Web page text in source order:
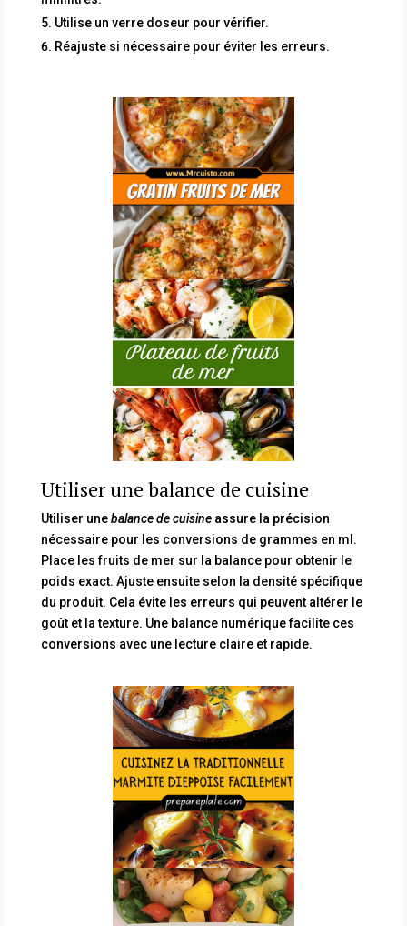
Utilise un verre doseur pour vérifier.
Réajuste si nécessaire pour éviter les erreurs.
Utiliser une balance de cuisine
Utiliser unebalance de cuisineassure la précision
nécessaire pour les conversions de grammes en ml.
Place les fruits de mer sur la balance pour obtenir le
poids exact. Ajuste ensuite selon la densité spécifique
du produit. Cela évite les erreurs qui peuvent altérer le
goût et la texture. Une balance numérique facilite ces
conversions avec une lecture claire et rapide.